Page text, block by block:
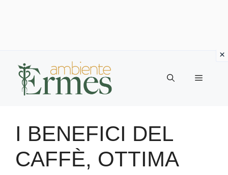
contenuto
Menu
I BENEFICI DEL
CAFFÈ, OTTIMA